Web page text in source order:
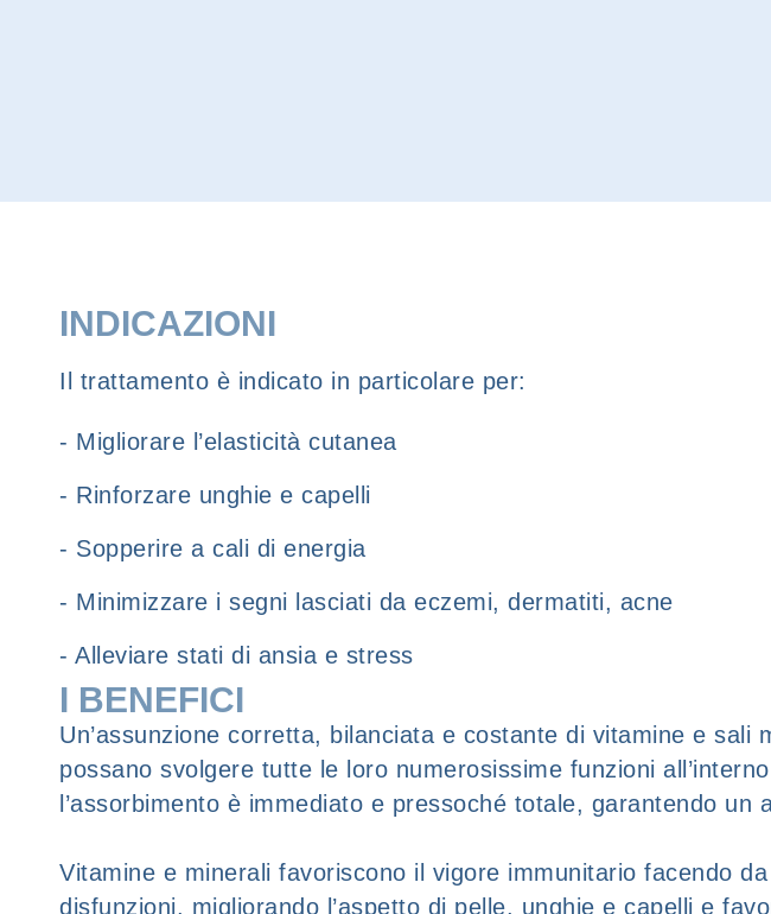
INDICAZIONI
Il trattamento è indicato in particolare per:
- Migliorare l’elasticità cutanea
- Rinforzare unghie e capelli
- Sopperire a cali di energia
- Minimizzare i segni lasciati da eczemi, dermatiti, acne
- Alleviare stati di ansia e stress
I BENEFICI
Un’assunzione corretta, bilanciata e costante di vitamine e
possano svolgere tutte le loro numerosissime funzioni
l’assorbimento è immediato e pressoché totale, garantendo
Vitamine e minerali favoriscono il vigore immunitario facendo
disfunzioni, migliorando l’aspetto di pelle, unghie e capelli e